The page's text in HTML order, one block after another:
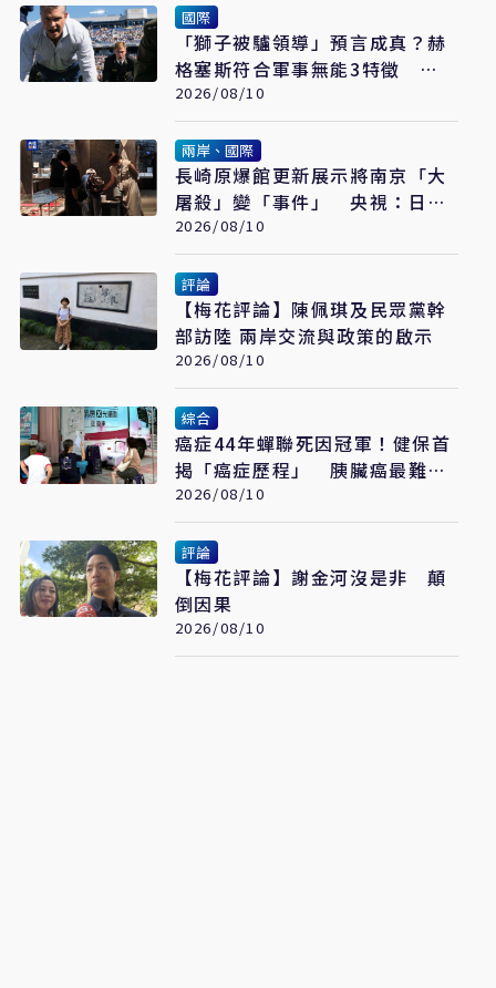
國際
「獅子被驢領導」預言成真？赫
格塞斯符合軍事無能3特徵
《軍事無能心理學》半世紀後受
矚目
2026/08/10
兩岸、國際
長崎原爆館更新展示將南京「大
屠殺」變「事件」 央視：日本
又在偷改歷史
2026/08/10
評論
【梅花評論】陳佩琪及民眾黨幹
部訪陸 兩岸交流與政策的啟示
2026/08/10
綜合
癌症44年蟬聯死因冠軍！健保首
揭「癌症歷程」 胰臟癌最難
治、肺癌驚見院際差41.8個百分
點
2026/08/10
評論
【梅花評論】謝金河沒是非 顛
倒因果
2026/08/10